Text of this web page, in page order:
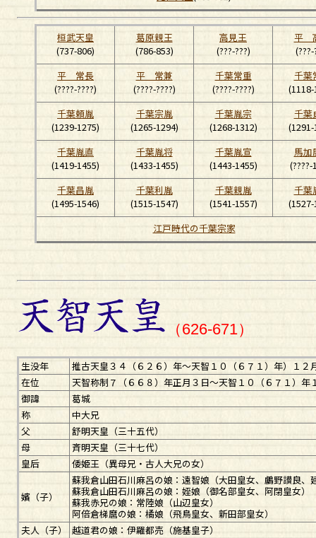
桓武天皇
(737-806)
葛原親王
(786-853)
高見王
(???-???)
平
(???-
平 常長
(????-????)
平 常兼
(????-????)
千葉常重
(????-????)
千葉
千葉頼胤
(1239-1275)
千葉宗胤
(1265-1294)
千葉胤宗
(1268-1312)
千葉
千葉胤直
(1419-1455)
千葉胤将
(1433-1455)
千葉胤宣
(1443-1455)
馬加
千葉昌胤
(1495-1546)
千葉利胤
(1515-1547)
千葉親胤
(1541-1557)
千葉
江戸時代の千葉宗家
（626-671）
生没年
推古天皇３４（６２６）年～天智１０（６７１）年）１２
在位
天智称制７（６６８）年正月３日～天智１０（６７１）年
御諱
葛城
称
中大兄
父
舒明天皇（三十五代）
母
斉明天皇（三十七代）
皇后
倭姫王（異母兄・古人大兄の女）
嬪（子）
蘇我倉山田石川麻呂の娘：遠智娘（大田皇女、鸕野讃良、
蘇我倉山田石川麻呂の娘：姪娘（御名部皇女、阿閉皇女）
蘇我赤兄の娘：常陸娘（山辺皇女）
阿倍倉梯麿の娘：橘娘（飛鳥皇女、新田部皇女）
夫人（子）
越道君の娘：伊羅都売（施基皇子）